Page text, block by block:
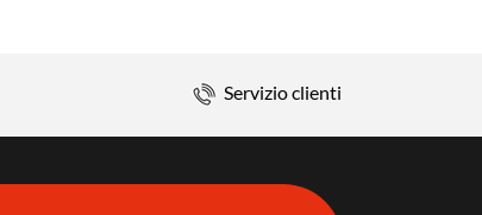
Servizio clienti